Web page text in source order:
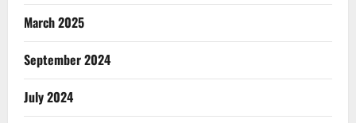
March 2025
September 2024
July 2024